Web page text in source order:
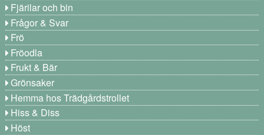
Fjärilar och bin
Frågor & Svar
Frö
Fröodla
Frukt & Bär
Grönsaker
Hemma hos Trädgårdstrollet
Hiss & Diss
Höst